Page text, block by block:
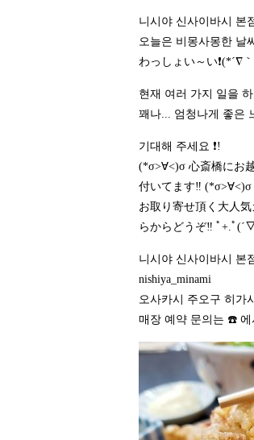
니시야 신사이바시 본
오늘은 비몽사몽한 날
わっしょい～い❗(*´∇
현재 여러 가지 일을
꽤나... 엄청나게 좋은
기대해 주세요 ❗!
(*σ>∀<)σ 心斎橋にお
付いてます‼️
お取り寄せ頂く大人
らからどうぞ‼️ ﾟ+.ﾟ
니시야 신사이바시 본
nishiya_minami
오사카시 주오구 히가
매장 예약 문의는 ☎️ 에